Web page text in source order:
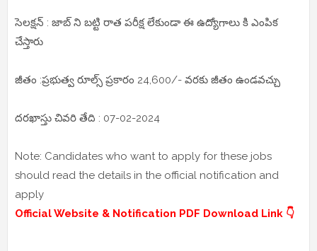
సెలక్షన్ : జాబ్ ని బట్టి రాత పరీక్ష లేకుండా ఈ ఉద్యోగాలు కి ఎంపిక
చేస్తారు
జీతం :ప్రభుత్వ రూల్స్ ప్రకారం 24,600/- వరకు జీతం ఉండవచ్చు
దరఖాస్తు చివరి తేది : 07-02-2024
Note: Candidates who want to apply for these jobs
should read the details in the official notification and
apply
Official Website & Notification PDF Download Link 👇